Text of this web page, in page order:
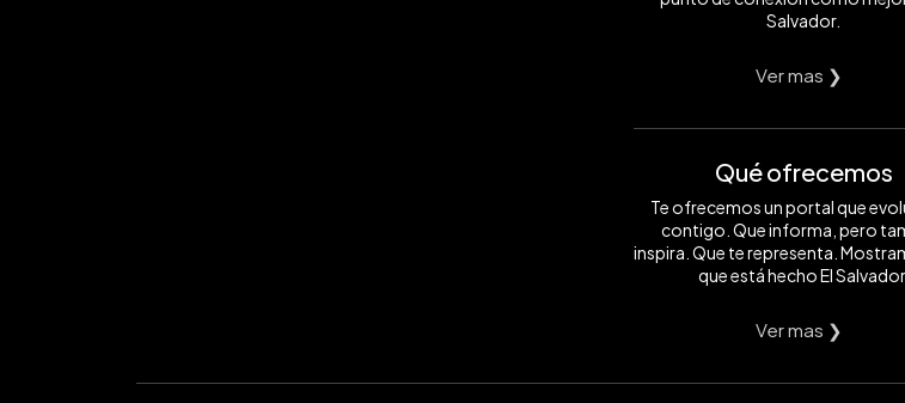
Salvador.
Ver mas ❯
Qué ofrecemos
Te ofrecemos un portal que
contigo. Que informa, pero
inspira. Que te representa.
que está hecho El Salvador.
Ver mas ❯